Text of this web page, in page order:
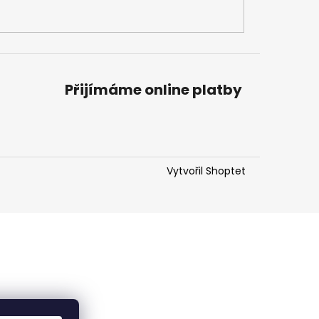
Přijímáme online platby
Vytvořil Shoptet